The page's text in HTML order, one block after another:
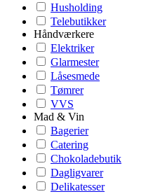
Husholding
Telebutikker
Håndværkere
Elektriker
Glarmester
Låsesmede
Tømrer
VVS
Mad & Vin
Bagerier
Catering
Chokoladebutik
Dagligvarer
Delikatesser